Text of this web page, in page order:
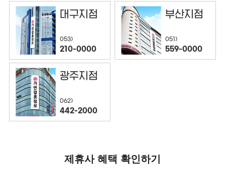
대구지점
053)
210-0000
부산지점
051)
559-0000
광주지점
062)
442-2000
제휴사 혜택 확인하기